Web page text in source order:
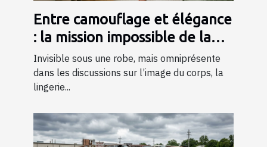
Entre camouflage et élégance
: la mission impossible de la
lingerie gainante ?
Invisible sous une robe, mais omniprésente
dans les discussions sur l’image du corps, la
lingerie...